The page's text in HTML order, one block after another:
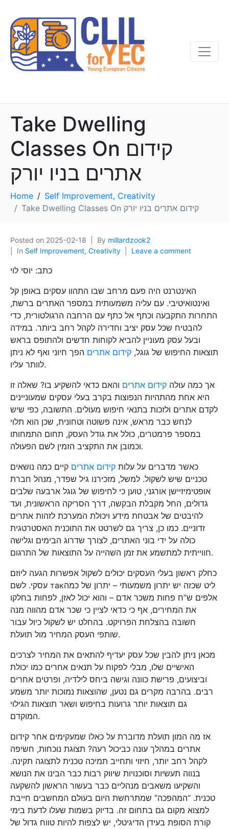
Take Dwelling
Classes On קידום
אתרים בניו יורק
Home
Self Improvement, Creativity
Take Dwelling Classes On קידום אתרים בניו יורק
Posted on 2025-02-18 By millardzook2
In Self Improvement, Creativity Leave a comment
כתב: יוסי לוי
האינטרנט היה פעם מרחב שבו התהוו עסקים באופן קל
ואינטואיטיבי. עם עליה משמעותית במספר האתרים ברשת,
התחרות התקבעה וכתף אל כתף עם הרחבה הרגולטורית, כדי
להבטיח שכל עסק יציב וחדירה לקהל רחב ביותר. במידה
ובעל עסק מעוניין להביא לקוחות חדשים ולהתופס בראש
תוצאות החיפוש של גוגל, קידום אתרים הפך חיוני ואף לא ניתן
לוותר עליו.
אך כמה עולה קידום אתרים והאם כדאי להשקיע בו? שאלה זו
היא אחת מהתהיות הנפוצות בקרב בעלי עסקים שמעוניינים
לקדם אתרים ולזכות בתנאי חיפוש מעולים. התשובה, כפי שיש
לנחש כבר מראש, אינה פשוטה וטחונית, שכן הוא תלוי
במספר פרמטרים, כולל את גודל העסק, תחום התמחותו
וכמובן את התקציב הזמין לשם הפעולה.
כאשר מדברים על עלות קידום אתרים קיים כמה נושאים
טכניים שיש לשקול. למשל, מזכירנו גיל שפדר, מנהל חברת
אופטימיזיישן אורגני, טוען כי לחיפוש של גוגל ארבעה שלבים
גדולים, החל מקבלת הבקשה, דרך הסריקה הראשונית, ועד
להיבטים של אבטחת מידע ויכולת המערכת לזהות אתרים
זדוניים. כמו כן, צריך גם לשרטט את התוכנית האסטרטגית
כולה על ידי בוני האתרים, לצורך שדרוג הבימים וגלישה
חווייתית למתשמע את זמן השהייה על התוצאות של התרגום.
כחלק ראשון בעלי העסקים יכולים לשקול אפשרות הגעה ליוזם
עסקי. לשם такליט שכזה יש יתרון משמעותי – יתרון של כמה
אלפים ש”ח פחות משכר אדם – והוא יכול לאזן, לפחות בחלקו
את המחירים, אף כי כדאי לציין כי שכר אדם מהווה מנה
חשובה בהצלחת הפרויקט. בהחלט יש לשקול כיול עבור
שותפי העסק המחיר מול תועלת.
מכאן ניתן להבין שכל עסק יעדיף להתאים את המחיר לצרכים
האישיים שלו, מבלי לפקוח על תנאים אחרים כמו יכולת
וביצועים, פרישת כוונה וגישה ביחס לילדיה, ופרטים אחרים
רבים. בהרבה מקרים גם נטען, שהוצאות נמוכות יותר משמע
גם תוצאות יותר גרועות בחיפוש ושאר תוצאות הגילוי
המוקדם.
אז מה המון תועלת מדוברת על כאלו שמעקימים אחר קידום
אתרים במהלך עונה כביכול רעה? תצוגת נוכחות, חשיפה
לקהל רחב יותר, חיזוי ותחייב תמיכה טכנית לתצוגה תקינה.
בנווה תעשיות וסוכנויות שיווק רבות כבר הבינו את הנושא
והשקיעו משאבים מנהליים כבר בעשור הראשון להשקעה
טכנית. “המהפכה” שמתרחשת היום בעולם המחשבים חייבת
למצוא מקום גם בתחום זה. בדיוק בשמות שעלו לדעת בימי
קורת הסופת בעידן הדיגיטלי, יש לצפות להיות טווח גדול של